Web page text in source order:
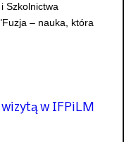
Szkolnictwa
– nauka, która
w IFPiLM